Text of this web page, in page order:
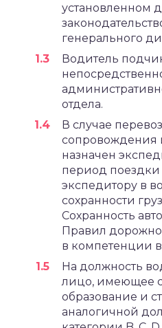
установленном
генерального
Водитель
отдела.
В случае
сопровождения
назначен
период поездки
экспедитору в
сохранности
Сохранность
Правил
в компетенции
На должность
лицо, имеющее
образование и
аналогичной